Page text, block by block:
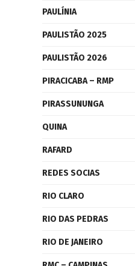
PAULÍNIA
PAULISTÃO 2025
PAULISTÃO 2026
PIRACICABA – RMP
PIRASSUNUNGA
QUINA
RAFARD
REDES SOCIAS
RIO CLARO
RIO DAS PEDRAS
RIO DE JANEIRO